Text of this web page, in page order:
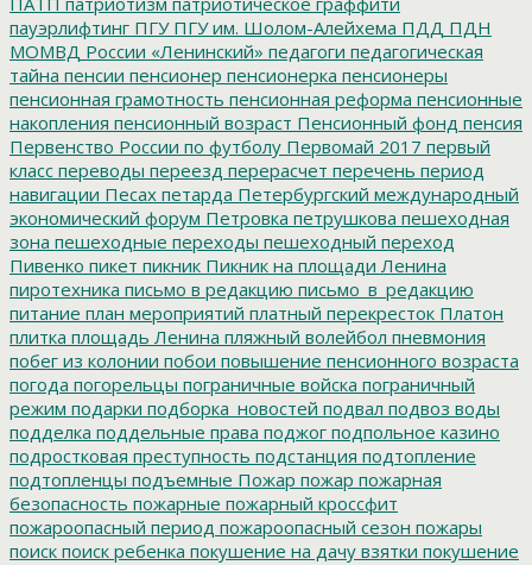
пауэрлифтинг ПГУПГУ им. Шолом-Алейхема ПДД ПДН
МОМВД России «Ленинский» педагоги педагогическая
тайна пенсии пенсионер пенсионерка пенсионеры
пенсионная грамотность пенсионная реформа пенсионные
накопления пенсионный возраст Пенсионный фонд пенсия
Первенство России по футболу Первомай 2017 первый
класс переводы переезд перерасчет перечень период
навигации Песах петарда Петербургский международный
экономический форум Петровка петрушкова пешеходная
зона пешеходные переходы пешеходный переход
Пивенко пикет пикник Пикник на площади Ленина
пиротехника письмо в редакцию письмо_в_редакцию
питание план мероприятий платный перекресток Платон
плитка площадь Ленина пляжный волейбол пневмония
побег из колонии побои повышение пенсионного возраста
погода погорельцы пограничные войска пограничный
режим подарки подборка_новостей подвал подвоз воды
подделка поддельные права поджог подпольное казино
подростковая преступность подстанция подтопление
подтопленцы подъемные Пожар пожар пожарная
безопасность пожарные пожарный кроссфит
пожароопасный период пожароопасный сезон пожары
поиск поиск ребенка покушение на дачу взятки покушение